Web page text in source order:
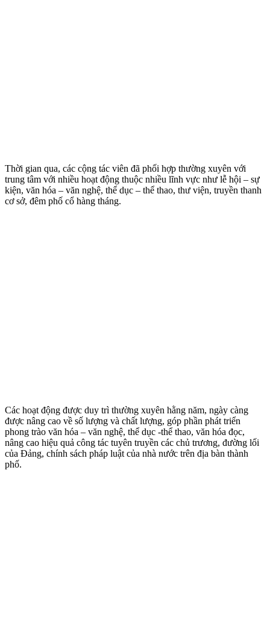
Thời gian qua, các cộng tác viên đã phối hợp thường xuyên với
trung tâm với nhiều hoạt động thuộc nhiều lĩnh vực như lễ hội – sự
kiện, văn hóa – văn nghệ, thể dục – thể thao, thư viện, truyền thanh
cơ sở, đêm phố cổ hàng tháng.
Các hoạt động được duy trì thường xuyên hằng năm, ngày càng
được nâng cao về số lượng và chất lượng, góp phần phát triển
phong trào văn hóa – văn nghệ, thể dục -thể thao, văn hóa đọc,
nâng cao hiệu quả công tác tuyên truyền các chủ trương, đường lối
của Đảng, chính sách pháp luật của nhà nước trên địa bàn thành
phố.